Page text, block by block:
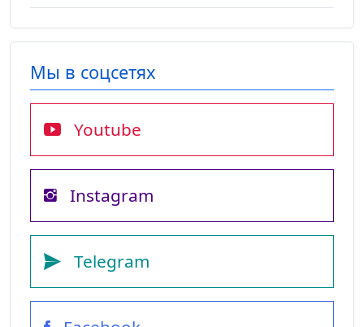
Мы в соцсетях
Youtube
Instagram
Telegram